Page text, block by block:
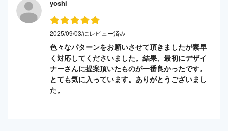
yoshi
2025/09/03/にレビュー済み
色々なパターンをお願いさせて頂きましたが素早
く対応してくださいました。結果、最初にデザイ
ナーさんに提案頂いたものが一番良かったです。
とても気に入っています。ありがとうございまし
た。